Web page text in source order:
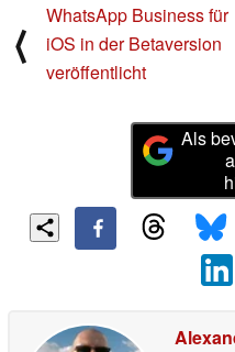
⟨
WhatsApp Business für
iOS in der Betaversion
veröffentlicht
Als